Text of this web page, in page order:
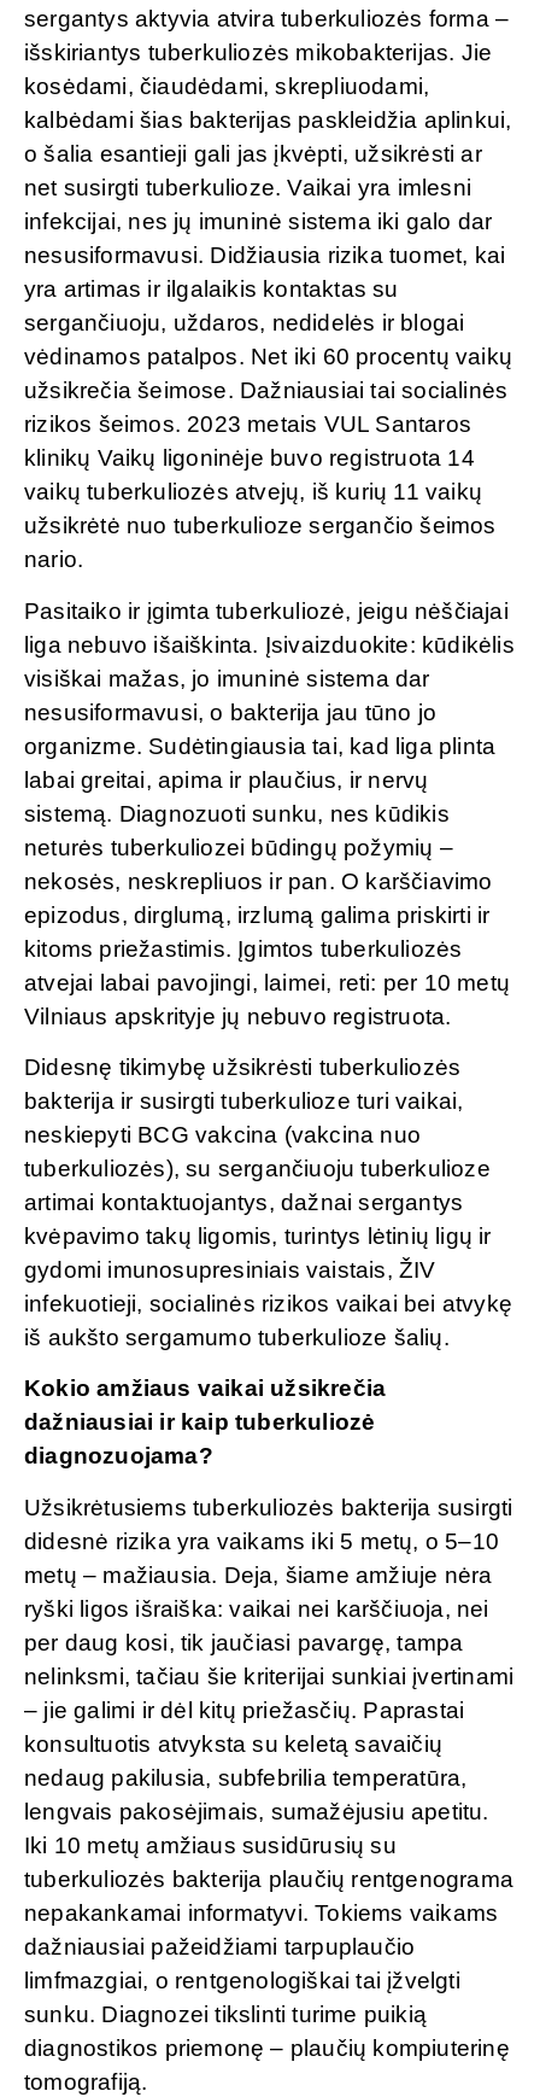
sergantys aktyvia atvira tuberkuliozės forma –
išskiriantys tuberkuliozės mikobakterijas. Jie
kosėdami, čiaudėdami, skrepliuodami,
kalbėdami šias bakterijas paskleidžia aplinkui,
o šalia esantieji gali jas įkvėpti, užsikrėsti ar
net susirgti tuberkulioze. Vaikai yra imlesni
infekcijai, nes jų imuninė sistema iki galo dar
nesusiformavusi. Didžiausia rizika tuomet, kai
yra artimas ir ilgalaikis kontaktas su
sergančiuoju, uždaros, nedidelės ir blogai
vėdinamos patalpos. Net iki 60 procentų vaikų
užsikrečia šeimose. Dažniausiai tai socialinės
rizikos šeimos. 2023 metais VUL Santaros
klinikų Vaikų ligoninėje buvo registruota 14
vaikų tuberkuliozės atvejų, iš kurių 11 vaikų
užsikrėtė nuo tuberkulioze sergančio šeimos
nario.
Pasitaiko ir įgimta tuberkuliozė, jeigu nėščiajai
liga nebuvo išaiškinta. Įsivaizduokite: kūdikėlis
visiškai mažas, jo imuninė sistema dar
nesusiformavusi, o bakterija jau tūno jo
organizme. Sudėtingiausia tai, kad liga plinta
labai greitai, apima ir plaučius, ir nervų
sistemą. Diagnozuoti sunku, nes kūdikis
neturės tuberkuliozei būdingų požymių –
nekosės, neskrepliuos ir pan. O karščiavimo
epizodus, dirglumą, irzlumą galima priskirti ir
kitoms priežastimis. Įgimtos tuberkuliozės
atvejai labai pavojingi, laimei, reti: per 10 metų
Vilniaus apskrityje jų nebuvo registruota.
Didesnę tikimybę užsikrėsti tuberkuliozės
bakterija ir susirgti tuberkulioze turi vaikai,
neskiepyti BCG vakcina (vakcina nuo
tuberkuliozės), su sergančiuoju tuberkulioze
artimai kontaktuojantys, dažnai sergantys
kvėpavimo takų ligomis, turintys lėtinių ligų ir
gydomi imunosupresiniais vaistais, ŽIV
infekuotieji, socialinės rizikos vaikai bei atvykę
iš aukšto sergamumo tuberkulioze šalių.
Kokio amžiaus vaikai užsikrečia
dažniausiai ir kaip tuberkuliozė
diagnozuojama?
Užsikrėtusiems tuberkuliozės bakterija susirgti
didesnė rizika yra vaikams iki 5 metų, o 5–10
metų – mažiausia. Deja, šiame amžiuje nėra
ryški ligos išraiška: vaikai nei karščiuoja, nei
per daug kosi, tik jaučiasi pavargę, tampa
nelinksmi, tačiau šie kriterijai sunkiai įvertinami
– jie galimi ir dėl kitų priežasčių. Paprastai
konsultuotis atvyksta su keletą savaičių
nedaug pakilusia, subfebrilia temperatūra,
lengvais pakosėjimais, sumažėjusiu apetitu.
Iki 10 metų amžiaus susidūrusių su
tuberkuliozės bakterija plaučių rentgenograma
nepakankamai informatyvi. Tokiems vaikams
dažniausiai pažeidžiami tarpuplaučio
limfmazgiai, o rentgenologiškai tai įžvelgti
sunku. Diagnozei tikslinti turime puikią
diagnostikos priemonę – plaučių kompiuterinę
tomografiją.